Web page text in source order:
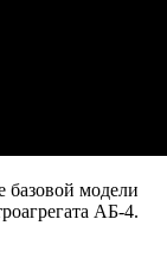
базовой модели
АБ-4.